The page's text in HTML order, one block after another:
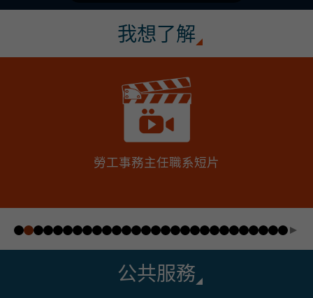
我想了解
勞工事務主任職系短片
公共服務